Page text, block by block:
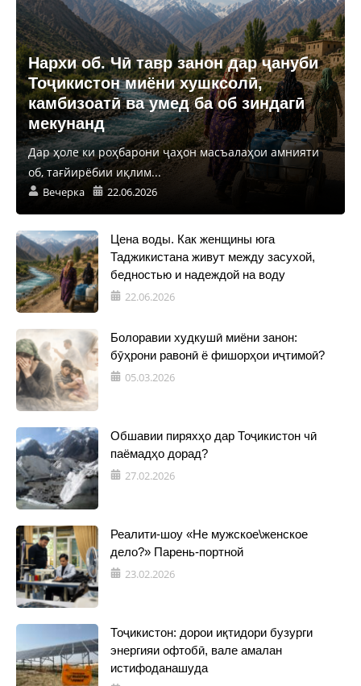
Нархи об. Чӣ тавр занон дар ҷануби
Тоҷикистон миёни хушксолӣ,
камбизоатӣ ва умед ба об зиндагӣ
мекунанд
Дар ҳоле ки роҳбарони ҷаҳон масъалаҳои амнияти
об, тағйирёбии иқлим...
Вечерка 22.06.2026
Цена воды. Как женщины юга
Таджикистана живут между засухой,
бедностью и надеждой на воду
22.06.2026
Болоравии худкушӣ миёни занон:
бӯҳрони равонӣ ё фишорҳои иҷтимоӣ?
05.03.2026
Обшавии пиряхҳо дар Тоҷикистон чӣ
паёмадҳо дорад?
27.02.2026
Реалити-шоу «Не мужское\женское
дело?» Парень-портной
23.02.2026
Тоҷикистон: дорои иқтидори бузурги
энергияи офтобӣ, вале амалан
истифоданашуда